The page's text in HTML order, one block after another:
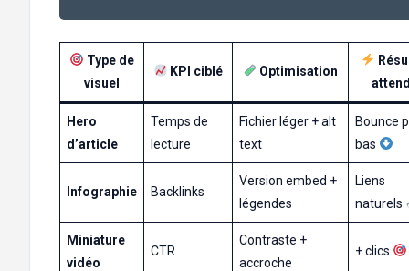
Type de
visuel
KPI ciblé Optimisation
Hero
d’article
Temps de
lecture
Fichier léger + alt
text
Bounce
bas
Infographie Backlinks
Version embed +
légendes
Liens
naturels
Miniature
vidéo
CTR
Contraste +
accroche
+ clics